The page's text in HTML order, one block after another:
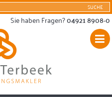
Sie haben Fragen?04921 8908-0